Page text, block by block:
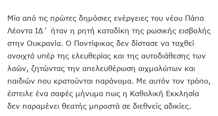
Μία από τις πρώτες δημόσιες ενέργειες του νέου Πάπα
Λέοντα ΙΔ΄ ήταν η ρητή καταδίκη της ρωσικής εισβολής
στην Ουκρανία. Ο Ποντίφικας δεν δίστασε να ταχθεί
ανοιχτά υπέρ της ελευθερίας και της αυτοδιάθεσης των
λαών, ζητώντας την απελευθέρωση αιχμαλώτων και
παιδιών που κρατούνται παράνομα. Με αυτόν τον τρόπο,
έστειλε ένα σαφές μήνυμα πως η Καθολική Εκκλησία
δεν παραμένει θεατής μπροστά σε διεθνείς αδικίες.